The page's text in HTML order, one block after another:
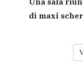
di maxi